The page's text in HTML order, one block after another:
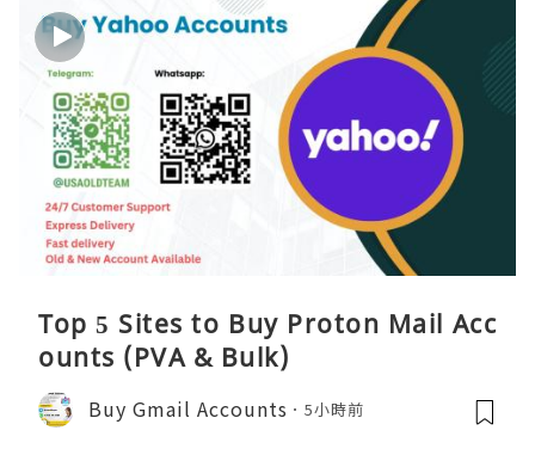
Top 5 Sites to Buy Proton Mail Acc
ounts (PVA & Bulk)
Buy Gmail Accounts 5小時前